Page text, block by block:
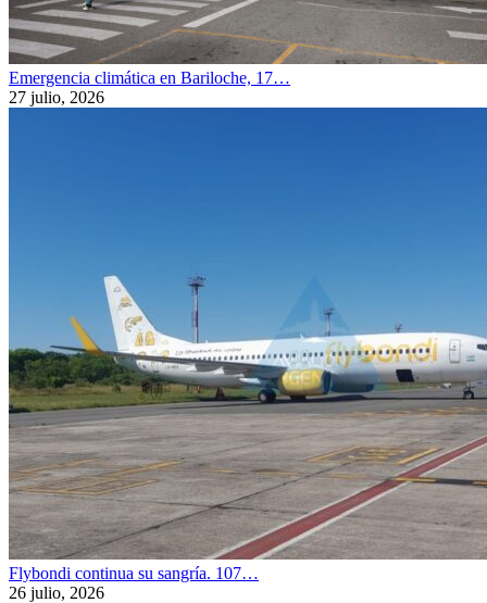
Emergencia climática en Bariloche, 17…
27 julio, 2026
Flybondi continua su sangría. 107…
26 julio, 2026